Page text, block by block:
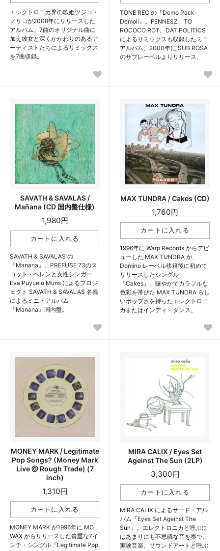
エレクトロニカ界の歌姫ツジコ・
ノリコが2008年にリリースした
アルバム。7曲のオリジナル曲に
加え彼女と深くかかわりのあるア
ーティストたちによるリミックス
を7曲収録。
TONE REC の『Demo Pack
Demoli』。FENNESZ、TO
ROCOCO ROT、DAT POLITICS
によるリミックスも収録したミニ
アルバム。2000年に SUB ROSA
のサブレーベルよりリリース。
SAVATH & SAVALAS /
Mañana (CD 国内盤仕様)
1,980円
SAVATH & SAVALAS の
『Manana』。PREFUSE 73のス
コット・ヘレンと女性シンガー
Eva Puyuelo Muns によるプロジ
ェクト SAVATH & SAVALAS 名義
によるミニ・アルバム
『Manana』国内盤。
MAX TUNDRA / Cakes (CD)
1,760円
1996年に Warp Records からデビ
ューした MAX TUNDRA が、
Domino レーベル移籍後に初めて
リリースしたシングル
『Cakes』。賑やかでカラフルな
色彩を帯びた MAX TUNDRA らし
いポップさを持ったエレクトロニ
カまたはインディ・ダンス。
MONEY MARK / Legitimate
Pop Songs? (Money Mark
Live @ Rough Trade) (7
inch)
1,310円
MONEY MARK が1996年に MO
WAX からリリースした貴重な7イ
ンチ・シングル『Legitimate Pop
MIRA CALIX / Eyes Set
Ageinst The Sun (2LP)
3,300円
MIRA CALIX によるサード・アル
バム『Eyes Set Ageinst The
Sun』。エレクトロニカと呼ぶに
はあまりにも不思議な音を奏で、
実験音楽、サウンドアートと呼ぶ